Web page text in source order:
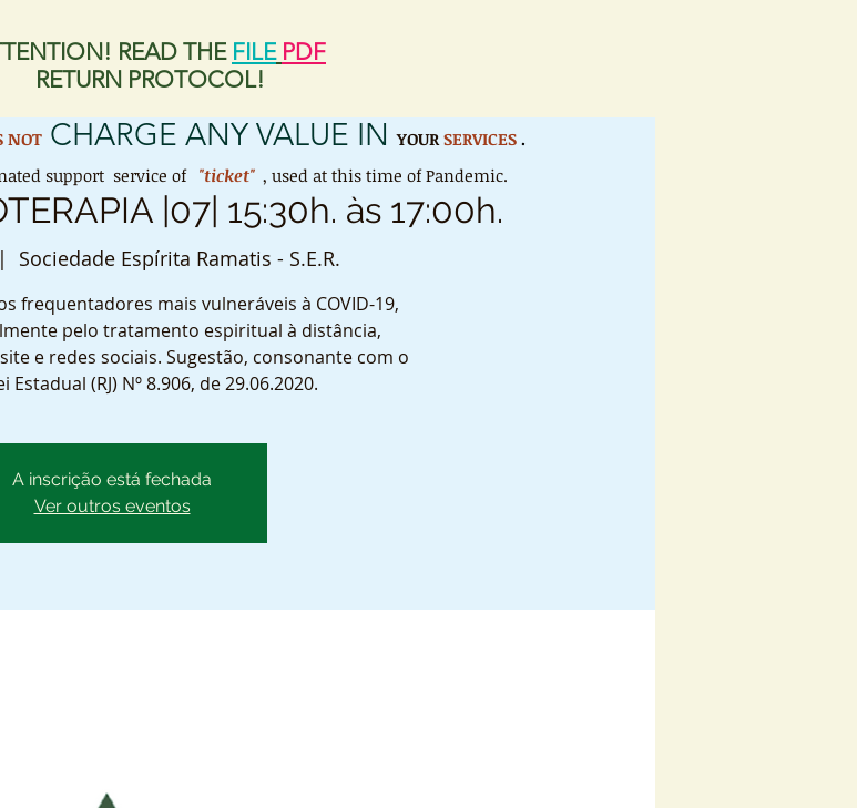
READ THE FILE PDF
RETURN PROTOCOL!
|07| 15:30h. às 17:00h.
Sociedade Espírita Ramatis - S.E.R.
frequentadores mais vulneráveis à COVID-19,
pelo tratamento espiritual à distância,
e redes sociais. Sugestão, consonante com o
Estadual (RJ) Nº 8.906, de 29.06.2020.
A inscrição está fechada
Ver outros eventos
NOTCHARGE ANY VALUE INYOUR SERVICES .
support service of "ticket" , used at this time of Pandemic.